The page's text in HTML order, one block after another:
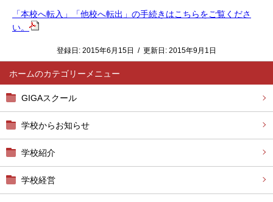
ホーム
GIGAスクール
学校からお知らせ
学校紹介
学校経営
「本校へ転入」「他校へ転出」の手続きはこちらをご覧くださ
い。
登録日: 2015年6月15日 / 更新日: 2015年9月1日